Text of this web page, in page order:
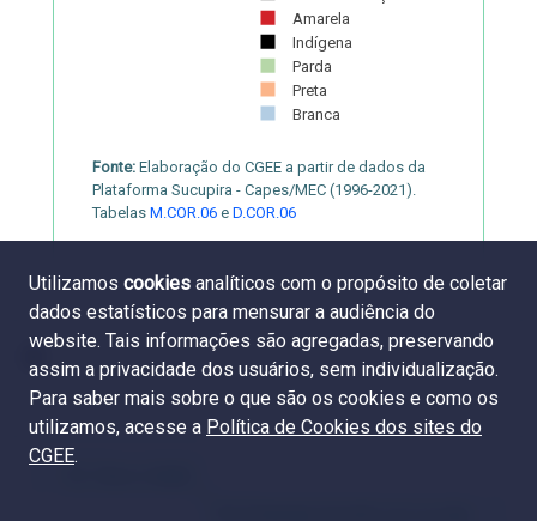
Amarela
Indígena
Parda
Preta
Branca
Fonte: Elaboração do CGEE a partir de dados da
Plataforma Sucupira - Capes/MEC (1996-2021).
Tabelas M.COR.06 e D.COR.06
Utilizamos cookies analíticos com o propósito de coletar
dados estatísticos para mensurar a audiência do
website. Tais informações são agregadas, preservando
assim a privacidade dos usuários, sem individualização.
Para saber mais sobre o que são os cookies e como os
utilizamos, acesse a Política de Cookies dos sites do
CGEE.